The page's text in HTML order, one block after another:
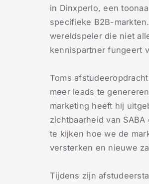
in Dinxperlo, een
specifieke B2B-
wereldspeler die niet
kennispartner fungeert
Toms
meer leads te
marketing heeft hij
zichtbaarheid van
te kijken hoe we de
versterken en nieuwe
Tijdens zijn